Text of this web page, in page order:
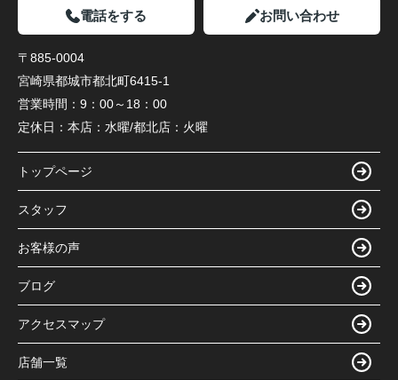
電話をする お問い合わせ
〒885-0004
宮崎県都城市都北町6415-1
営業時間： 9：00～18：00
定休日： 本店：水曜/都北店：火曜
トップページ
スタッフ
お客様の声
ブログ
アクセスマップ
店舗一覧